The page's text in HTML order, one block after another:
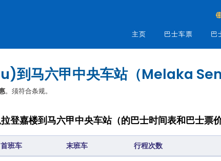
主页
巴士车票 巴
到马六甲中央车站（Melaka
。须符合条规。
登嘉楼到马六甲中央车站（的巴士时间表和巴士票
首班车 末班车 行程次数